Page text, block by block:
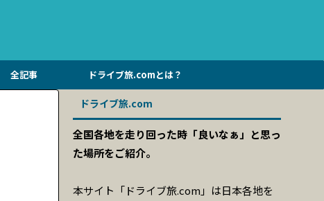
全記事 ドライブ旅.comとは？
ドライブ旅.com
全国各地を走り回った時「良いなぁ」と思っ
た場所をご紹介。
本サイト「ドライブ旅.com」は日本各地を